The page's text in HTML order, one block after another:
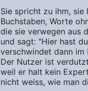
Sie spricht zu ihm, sie
Buchstaben, Worte
die sie verwegen aus
und sagt: "Hier hast
verschwindet dann im
Der Nutzer ist
weil er halt kein
nicht weiss, wie man